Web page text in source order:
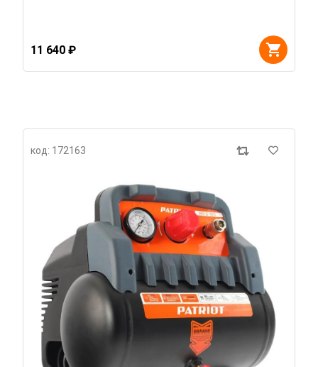
11 640 ₽
код: 172163